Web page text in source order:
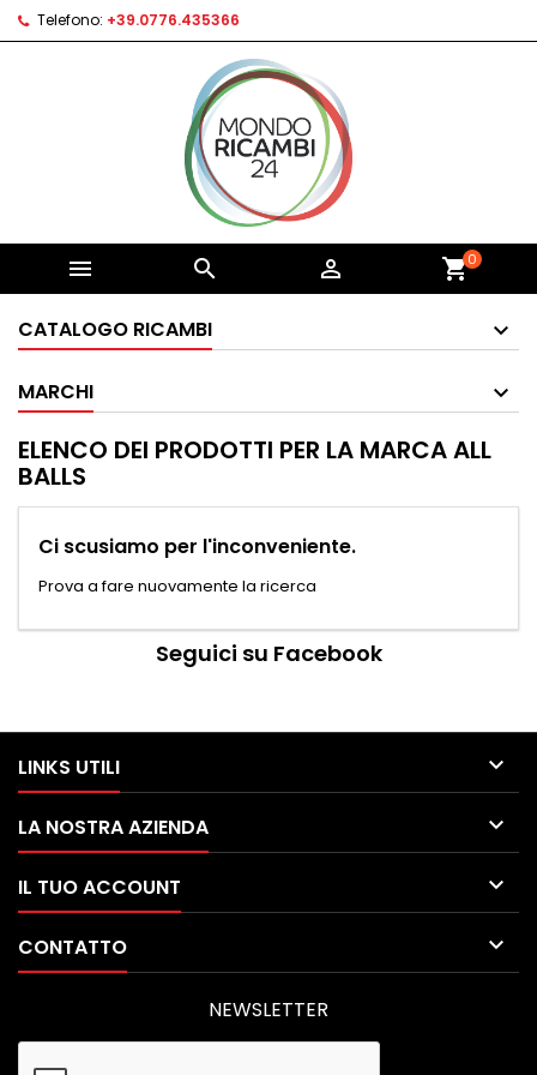
Telefono: +39.0776.435366
   shopping_cart0
CATALOGO RICAMBI
MARCHI
ELENCO DEI PRODOTTI PER LA MARCA ALL
BALLS
Ci scusiamo per l'inconveniente.
Prova a fare nuovamente la ricerca
Seguici su Facebook
LINKS UTILI 
LA NOSTRA AZIENDA 
IL TUO ACCOUNT 
CONTATTO 
NEWSLETTER